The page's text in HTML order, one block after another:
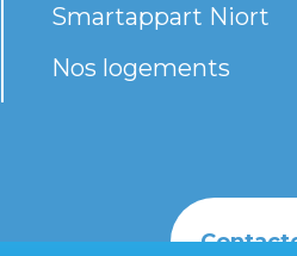
Smartappart Niort
Nos logements